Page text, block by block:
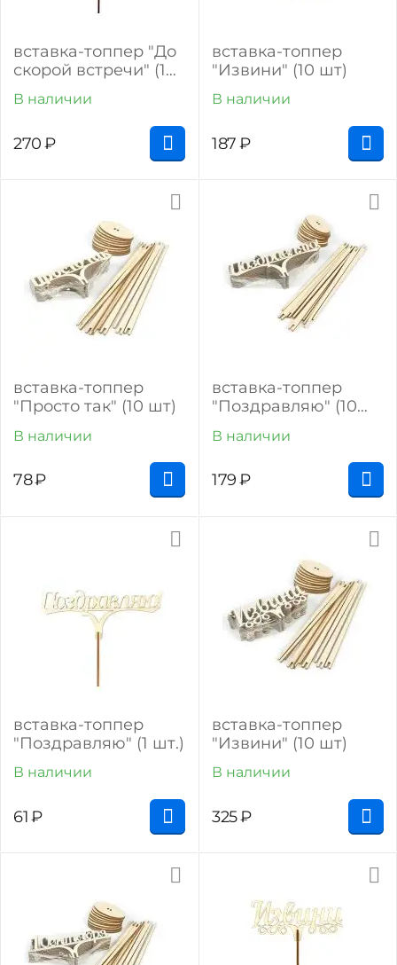
вставка-топпер "До
скорой встречи" (10
шт.)
В наличии
270₽
вставка-топпер
"Извини" (10 шт)
В наличии
187₽
вставка-топпер
"Просто так" (10 шт)
В наличии
78₽
вставка-топпер
"Поздравляю" (10
В наличии
179₽
вставка-топпер
"Поздравляю" (1 шт.)
В наличии
61₽
вставка-топпер
"Извини" (10 шт)
В наличии
325₽